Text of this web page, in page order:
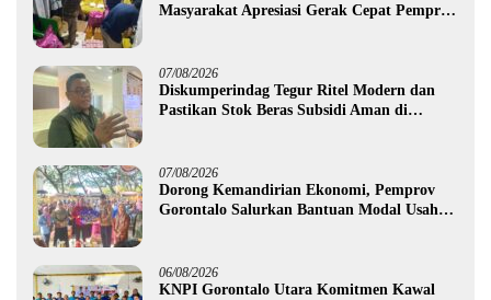
Masyarakat Apresiasi Gerak Cepat Pemprov
07/08/2026
Diskumperindag Tegur Ritel Modern dan
Pastikan Stok Beras Subsidi Aman di
07/08/2026
Dorong Kemandirian Ekonomi, Pemprov
Gorontalo Salurkan Bantuan Modal Usaha
06/08/2026
KNPI Gorontalo Utara Komitmen Kawal